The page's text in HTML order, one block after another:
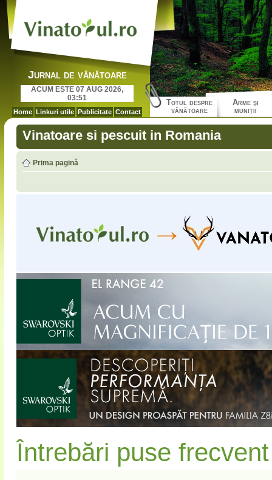
Jurnal de vânătoare
ACUM ESTE 07 AUG 2026,
03:51
Home Linkuri utile Publicitate Contact
Totul despre
vânătoare
Arme şi
muniţii
Vinatoare si pescuit in Romania
Prima pagină
Întrebări puse frecvent